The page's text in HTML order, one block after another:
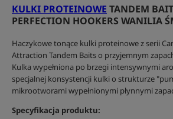
KULKI PROTEINOWE TANDEM
PERFECTION HOOKERS WANILIA
Haczykowe tonące kulki proteinowe z serii
Attraction Tandem Baits o przyjemnym
Kulka wypełniona po brzegi intensywnymi
specjalnej konsystencji kulki o strukturze
mikrootworami wypełnionymi płynnymi
Specyfikacja produktu: